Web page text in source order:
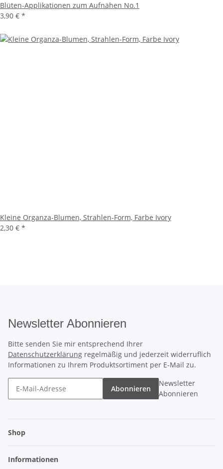
Blüten-Applikationen zum Aufnähen No.1
3,90 € *
Kleine Organza-Blumen, Strahlen-Form, Farbe Ivory
2,30 € *
Newsletter Abonnieren
Bitte senden Sie mir entsprechend Ihrer
Datenschutzerklärung regelmäßig und jederzeit widerruflich
Informationen zu Ihrem Produktsortiment per E-Mail zu.
Abonnieren
Newsletter
Abonnieren
Shop
Informationen